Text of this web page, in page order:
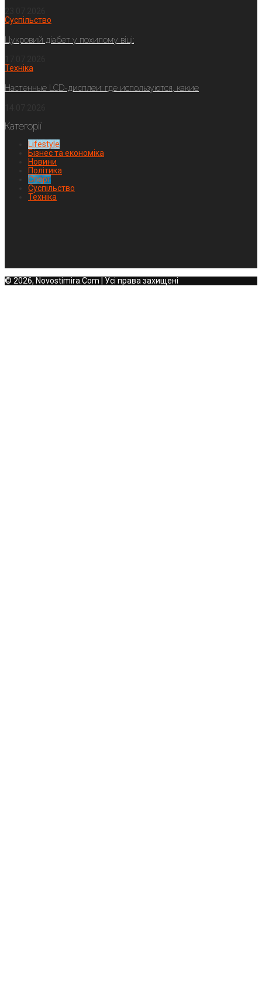
Суспільство
Цукровий діабет у похилому віці:
Техніка
Настенные LCD-дисплеи: где используются, какие
Категорії
Lifestyle
Бізнес та економіка
Новини
Політика
Спорт
Суспільство
Техніка
© 2026, Novostimira.Com | Усі права захищені